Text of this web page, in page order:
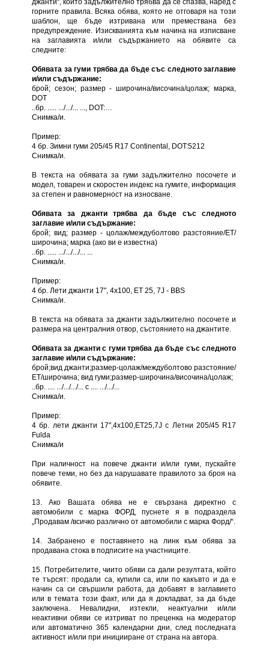
джанти“, който задължително трябва да се спазва, наред с
горните правила. Всяка обява, която не отговаря на този
шаблон, ще бъде изтривана или премествана без
предупреждение. Изискванията към начина на изписване
на заглавията и/или съдържанието на обявите са
следните:
Обявата за гуми трябва да бъде със следното заглавие
и/или съдържание:
брой; сезон; размер - широчина/височина/цолаж; марка,
DOT
..бр. ..... .../.../... ..., DOT:…
Снимка/и.
Пример:
4 бр. Зимни гуми 205/45 R17 Continental, DOT:5212
Снимка/и.
В текста на обявата за гуми задължително посочете и
модел, товарен и скоростен индекс на гумите, информация
за степен и равномерност на износване.
Обявата за джанти трябва да бъде със следното
заглавие и/или съдържание:
брой; вид; размер - цолаж/междуболтово разстояние/ЕТ/
широчина; марка (ако ви е известна)
..бр. ..... .../.../.../... ...
Снимка/и.
Пример:
4 бр. Лети джанти 17", 4х100, ЕТ 25, 7J - BBS
Снимка/и.
В текста на обявата за джанти задължително посочете и
размера на централния отвор, състоянието на джантите.
Обявата за джанти с гуми трябва да бъде със следното
заглавие и/или съдържание:
брой;вид джанти;размер-цолаж/междуболтово разстояние/
ЕТ/широчина; вид гуми;размер-широчина/височина/цолаж;
..бр. .... .../.../.../... с .... .../.../...
Снимка/и.
Пример:
4 бр. лети джанти 17",4х100,ЕТ25,7J с Летни 205/45 R17
Fulda
Снимка/и
При наличност на повече джанти и/или гуми, пускайте
повече теми, но без да нарушавате правилото за броя на
обявите.
13. Ако Вашата обява не е свързана директно с
автомобили с марка ФОРД, пуснете я в подраздела
„Продавам /всичко различно от автомобили с марка Форд/“.
14. Забранено е поставянето на линк към обява за
продавана стока в подписите на участниците.
15. Потребителите, чиито обяви са дали резултата, който
те търсят: продали са, купили са, или по какъвто и да е
начин са си свършили работа, да добавят в заглавието
или в темата този факт, или да я докладват, за да бъде
заключена. Невалидни, изтекли, неактуални и/или
неактивни обяви се изтриват по преценка на модератор
или автоматично 365 календарни дни, след последната
активност и/или при иницииране от страна на автора.